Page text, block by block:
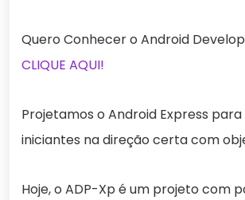
Quero Conhecer o Android
CLIQUE AQUI!
Projetamos o Android Express
iniciantes na direção certa com
Hoje, o ADP-Xp é um projeto com